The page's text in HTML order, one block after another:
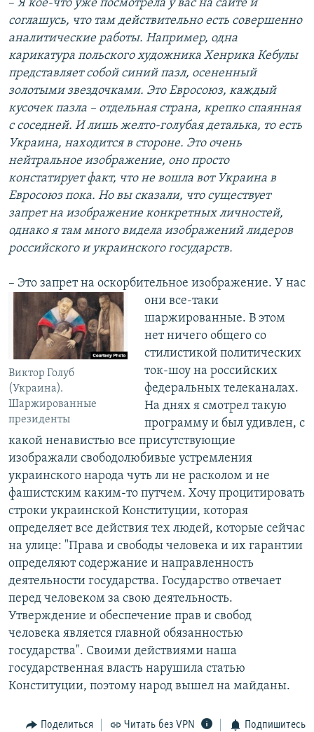
– Я кое-что уже посмотрела у вас на сайте и
соглашусь, что там действительно есть совершенно
аналитические работы. Например, одна
карикатура польского художника Хенрика Кебулы
представляет собой синий пазл, осененный
золотыми звездочками. Это Евросоюз, каждый
кусочек пазла – отдельная страна, крепко спаянная
с соседней. И лишь желто-голубая деталька, то есть
Украина, находится в стороне. Это очень
нейтральное изображение, оно просто
констатирует факт, что не вошла вот Украина в
Евросоюз пока. Но вы сказали, что существует
запрет на изображение конкретных личностей,
однако я там много видела изображений лидеров
российского и украинского государств.
– Это запрет на оскорбительное изображение. У нас
они все-таки
Виктор Голуб
(Украина).
Шаржированные
президенты
шаржированные. В этом
нет ничего общего со
стилистикой политических
ток-шоу на российских
федеральных телеканалах.
На днях я смотрел такую
программу и был удивлен, с
какой ненавистью все присутствующие
изображали свободолюбивые устремления
украинского народа чуть ли не расколом и не
фашистским каким-то путчем. Хочу процитировать
строки украинской Конституции, которая
определяет все действия тех людей, которые сейчас
на улице: "Права и свободы человека и их гарантии
определяют содержание и направленность
деятельности государства. Государство отвечает
перед человеком за свою деятельность.
Утверждение и обеспечение прав и свобод
человека является главной обязанностью
государства". Своими действиями наша
государственная власть нарушила статью
Конституции, поэтому народ вышел на майданы.
Поделиться Читать без VPN Подпишитесь